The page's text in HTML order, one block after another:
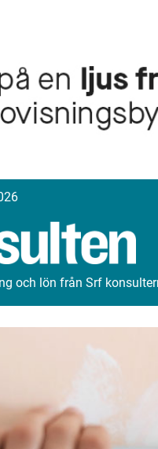
och lön från Srf